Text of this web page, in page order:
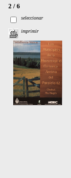
2 / 6
seleccionar
imprimir